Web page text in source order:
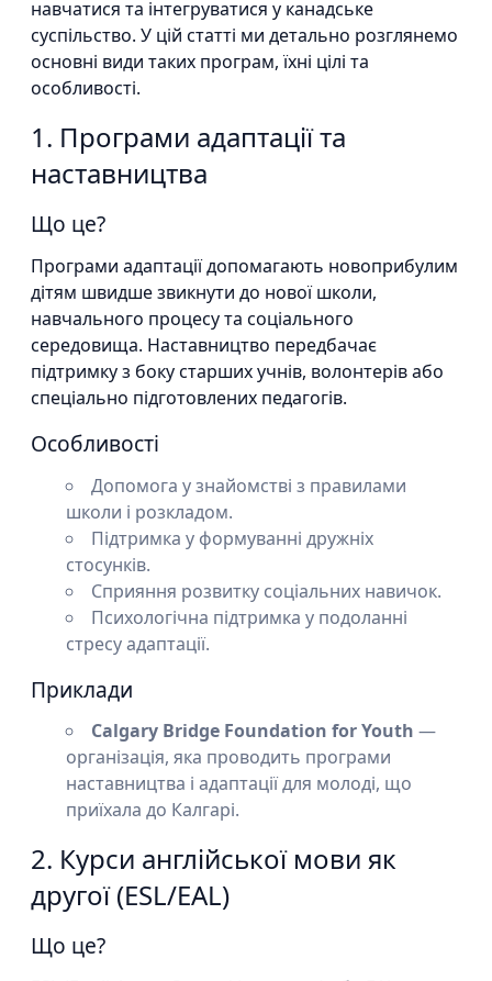
навчатися та інтегруватися у канадське
суспільство. У цій статті ми детально розглянемо
основні види таких програм, їхні цілі та
особливості.
1. Програми адаптації та
наставництва
Що це?
Програми адаптації допомагають новоприбулим
дітям швидше звикнути до нової школи,
навчального процесу та соціального
середовища. Наставництво передбачає
підтримку з боку старших учнів, волонтерів або
спеціально підготовлених педагогів.
Особливості
Допомога у знайомстві з правилами
школи і розкладом.
Підтримка у формуванні дружніх
стосунків.
Сприяння розвитку соціальних навичок.
Психологічна підтримка у подоланні
стресу адаптації.
Приклади
Calgary Bridge Foundation for Youth —
організація, яка проводить програми
наставництва і адаптації для молоді, що
приїхала до Калгарі.
2. Курси англійської мови як
другої (ESL/EAL)
Що це?